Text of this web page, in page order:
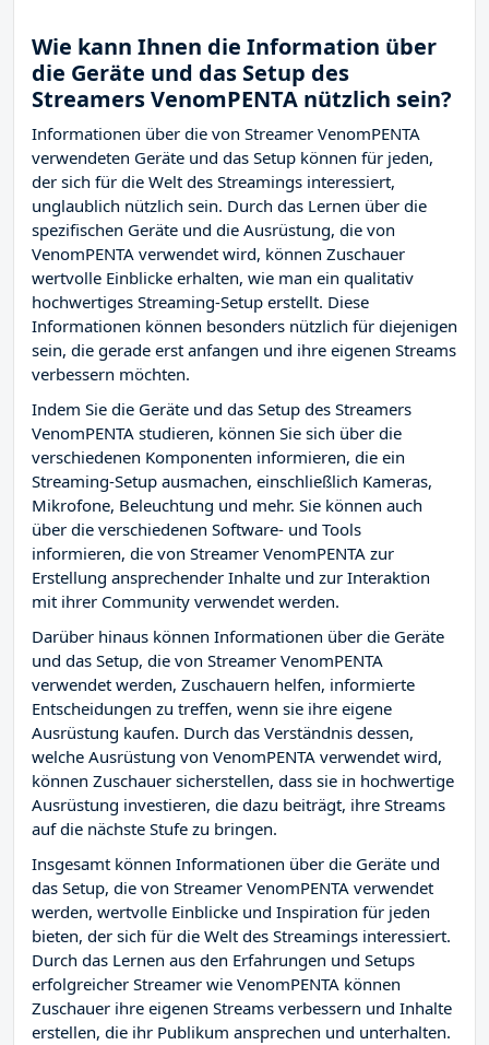
Wie kann Ihnen die Information über
die Geräte und das Setup des
Streamers VenomPENTA nützlich sein?
Informationen über die von Streamer VenomPENTA
verwendeten Geräte und das Setup können für jeden,
der sich für die Welt des Streamings interessiert,
unglaublich nützlich sein. Durch das Lernen über die
spezifischen Geräte und die Ausrüstung, die von
VenomPENTA verwendet wird, können Zuschauer
wertvolle Einblicke erhalten, wie man ein qualitativ
hochwertiges Streaming-Setup erstellt. Diese
Informationen können besonders nützlich für diejenigen
sein, die gerade erst anfangen und ihre eigenen Streams
verbessern möchten.
Indem Sie die Geräte und das Setup des Streamers
VenomPENTA studieren, können Sie sich über die
verschiedenen Komponenten informieren, die ein
Streaming-Setup ausmachen, einschließlich Kameras,
Mikrofone, Beleuchtung und mehr. Sie können auch
über die verschiedenen Software- und Tools
informieren, die von Streamer VenomPENTA zur
Erstellung ansprechender Inhalte und zur Interaktion
mit ihrer Community verwendet werden.
Darüber hinaus können Informationen über die Geräte
und das Setup, die von Streamer VenomPENTA
verwendet werden, Zuschauern helfen, informierte
Entscheidungen zu treffen, wenn sie ihre eigene
Ausrüstung kaufen. Durch das Verständnis dessen,
welche Ausrüstung von VenomPENTA verwendet wird,
können Zuschauer sicherstellen, dass sie in hochwertige
Ausrüstung investieren, die dazu beiträgt, ihre Streams
auf die nächste Stufe zu bringen.
Insgesamt können Informationen über die Geräte und
das Setup, die von Streamer VenomPENTA verwendet
werden, wertvolle Einblicke und Inspiration für jeden
bieten, der sich für die Welt des Streamings interessiert.
Durch das Lernen aus den Erfahrungen und Setups
erfolgreicher Streamer wie VenomPENTA können
Zuschauer ihre eigenen Streams verbessern und Inhalte
erstellen, die ihr Publikum ansprechen und unterhalten.